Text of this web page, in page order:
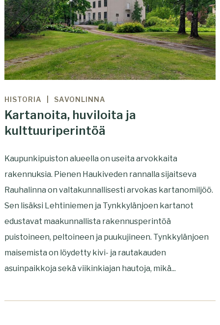
HISTORIA SAVONLINNA
Kartanoita, huviloita ja
kulttuuriperintöä
Kaupunkipuiston alueella on useita arvokkaita
rakennuksia. Pienen Haukiveden rannalla sijaitseva
Rauhalinna on valtakunnallisesti arvokas kartanomiljöö.
Sen lisäksi Lehtiniemen ja Tynkkylänjoen kartanot
edustavat maakunnallista rakennusperintöä
puistoineen, peltoineen ja puukujineen. Tynkkylänjoen
maisemista on löydetty kivi- ja rautakauden
asuinpaikkoja sekä viikinkiajan hautoja, mikä...